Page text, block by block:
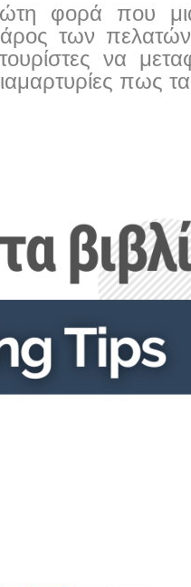
φορά που
των
να
πως